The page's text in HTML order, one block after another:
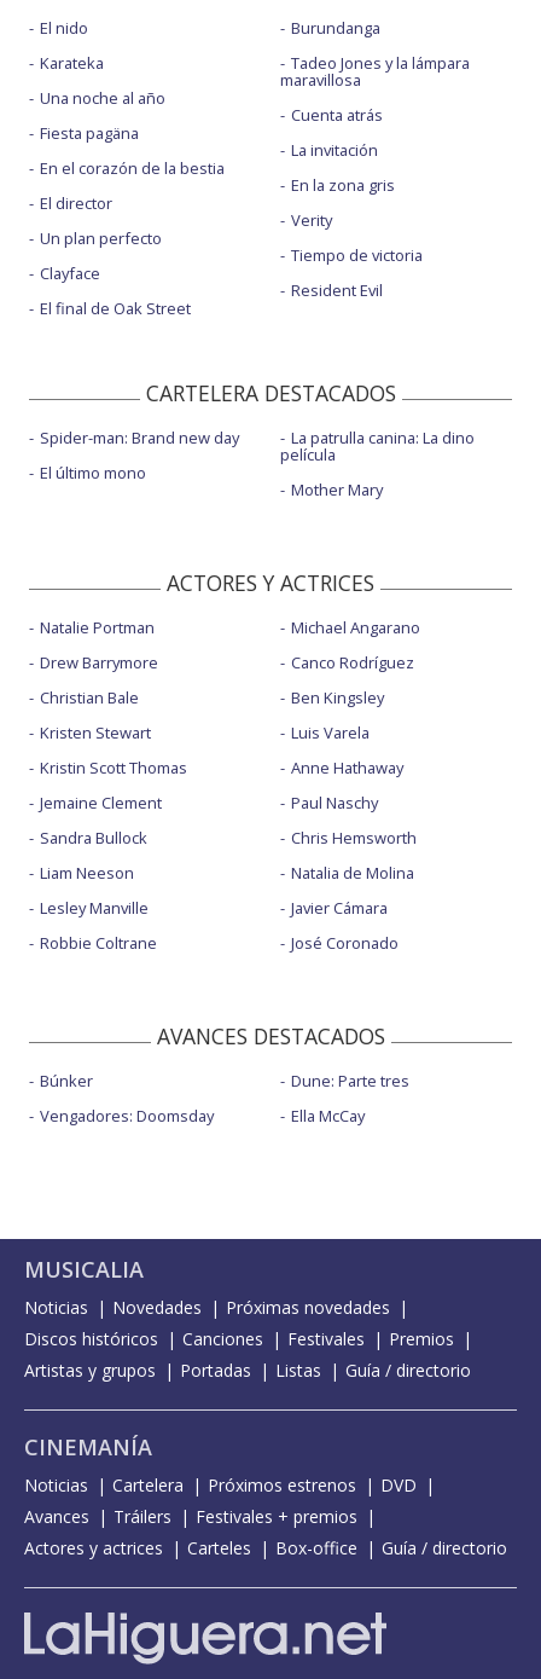
El nido
Karateka
Una noche al año
Fiesta pagäna
En el corazón de la bestia
El director
Un plan perfecto
Clayface
El final de Oak Street
Burundanga
Tadeo Jones y la lámpara
maravillosa
Cuenta atrás
La invitación
En la zona gris
Verity
Tiempo de victoria
Resident Evil
CARTELERA DESTACADOS
Spider-man: Brand new day
El último mono
La patrulla canina: La dino
película
Mother Mary
ACTORES Y ACTRICES
Natalie Portman
Drew Barrymore
Christian Bale
Kristen Stewart
Kristin Scott Thomas
Jemaine Clement
Sandra Bullock
Liam Neeson
Lesley Manville
Robbie Coltrane
Michael Angarano
Canco Rodríguez
Ben Kingsley
Luis Varela
Anne Hathaway
Paul Naschy
Chris Hemsworth
Natalia de Molina
Javier Cámara
José Coronado
AVANCES DESTACADOS
Búnker
Vengadores: Doomsday
Dune: Parte tres
Ella McCay
MUSICALIA
Noticias Novedades
Próximas novedades
Discos históricos
Canciones Festivales
Premios
Artistas y grupos
Portadas Listas Guía / directorio
CINEMANÍA
Noticias Cartelera Próximos estrenos
DVD
Avances
Tráilers
Festivales + premios
Actores y actrices
Carteles Box-office Guía / directorio